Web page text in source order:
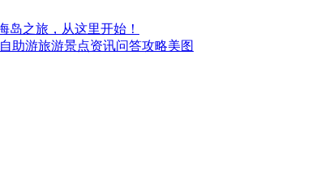
自助游旅游景点资讯问答攻略美图